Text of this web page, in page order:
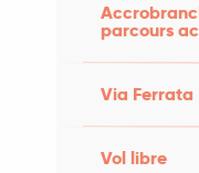
parcours
Via Ferrata
Vol libre